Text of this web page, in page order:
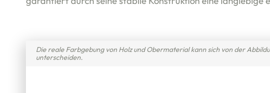
Die reale Farbgebung von Holz und Obermaterial kann sich von der
unterscheiden.